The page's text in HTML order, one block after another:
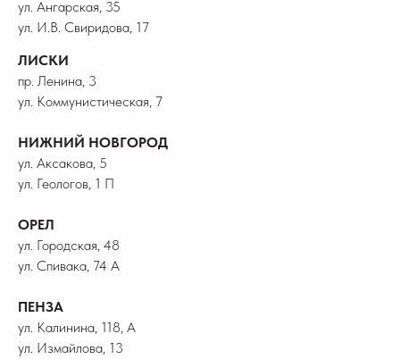
ул. Ангарская, 35
ул. И.В. Свиридова, 17
ЛИСКИ
пр. Ленина, 3
ул. Коммунистическая, 7
НИЖНИЙ НОВГОРОД
ул. Аксакова, 5
ул. Геологов, 1 П
ОРЕЛ
ул. Городская, 48
ул. Спивака, 74 А
ПЕНЗА
ул. Калинина, 118, А
ул. Измайлова, 13